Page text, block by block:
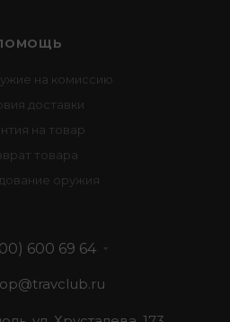
на комиссию
доставки
на товар
товара
оружия
600 69 64